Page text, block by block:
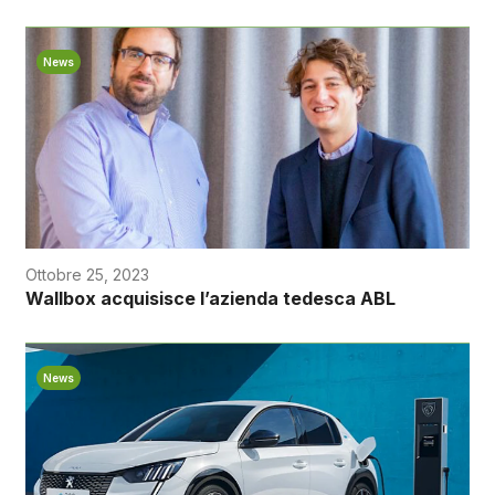
News
Ottobre 25, 2023
Wallbox acquisisce l’azienda tedesca ABL
News